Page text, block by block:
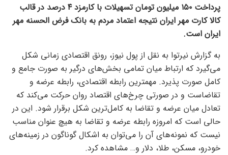
پرداخت ۱۵۰ میلیون تومان تسهیلات با کارمزد ۴ درصد در قالب
کالا کارت مهر ایران نتیجه اعتماد مردم به بانک فرض الحسنه مهر
ایران است.
به گزارش نیرتوا به نقل از پول نیوز، رونق اقتصادی زمانی شکل
می‌گیرد که ارتباط میان تمامی بخش‌های درگیر به صورت جامع و
کامل صورت پذیرد. مهمترین رابطه اقتصادی، رابطه عرضه و
تقاضاست و در صورتی چرخ‌های اقتصاد روان حرکت می‌کند که
تعادل میان عرضه و تقاضا به کامل‌ترین شکل برقرار شود. این در
حالی است که امروزه رابطه عرضه و تقاضا به هیچ عنوان مناسب
نیست که نمونه‌های آن را می‌توان به اشکال گوناگون در زمینه‌های
خودرو، مسکن، طلا، دلار و… مشاهده کرد.